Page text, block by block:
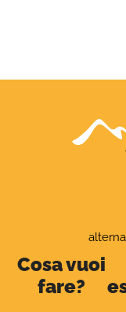
Cosa vuoi
fare?